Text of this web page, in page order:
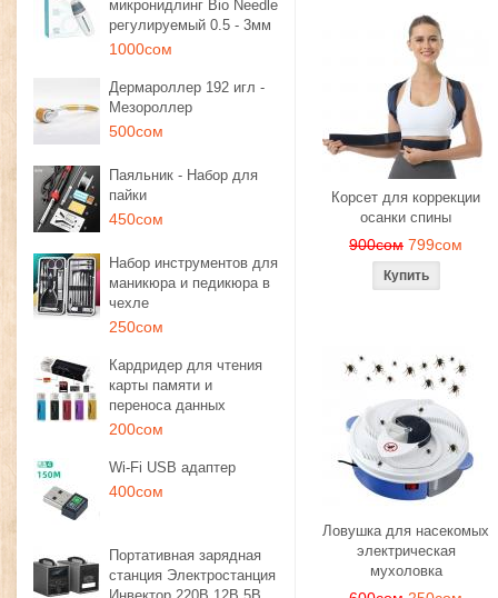
микронидлинг Bio Needle
регулируемый 0.5 - 3мм
1000сом
Дермароллер 192 игл -
Мезороллер
500сом
Паяльник - Набор для
пайки
450сом
Набор инструментов для
маникюра и педикюра в
чехле
250сом
Кардридер для чтения
карты памяти и
переноса данных
200сом
Wi-Fi USB адаптер
400сом
Портативная зарядная
станция Электростанция
Корсет для коррекции
осанки спины
900сом 799сом
Ловушка для насекомых
электрическая
мухоловка